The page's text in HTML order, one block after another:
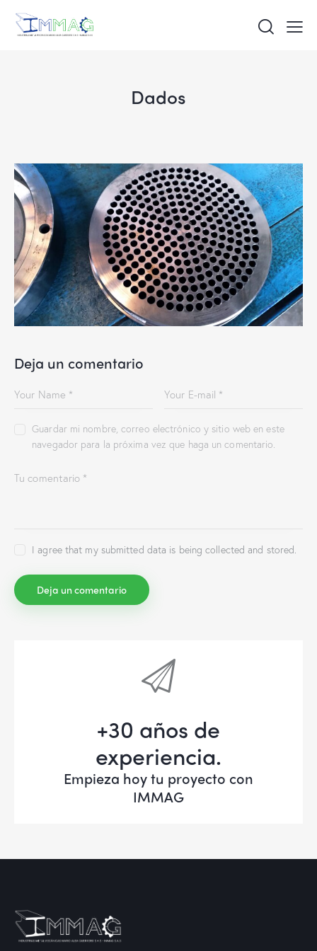
Dados
Deja un comentario
Guardar mi nombre, correo electrónico y sitio web en este
navegador para la próxima vez que haga un comentario.
I agree that my submitted data is being collected and stored.
+30 años de
experiencia.
Empieza hoy tu proyecto con
IMMAG